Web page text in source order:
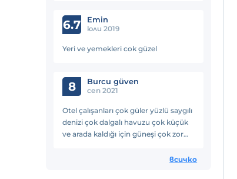
6.7 Emin
юли 2019
Yeri ve yemekleri cok güzel
8 Burcu güven
сеп 2021
Otel çalışanları çok güler yüzlü saygılı
denizi çok dalgalı havuzu çok küçük
ve arada kaldığı için güneşi çok zor
odalar çok temiz tek sorunu yemek o
всичко